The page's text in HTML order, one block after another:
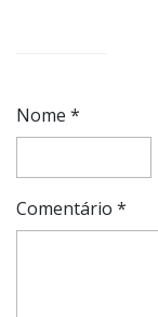
Nome *
Comentário *